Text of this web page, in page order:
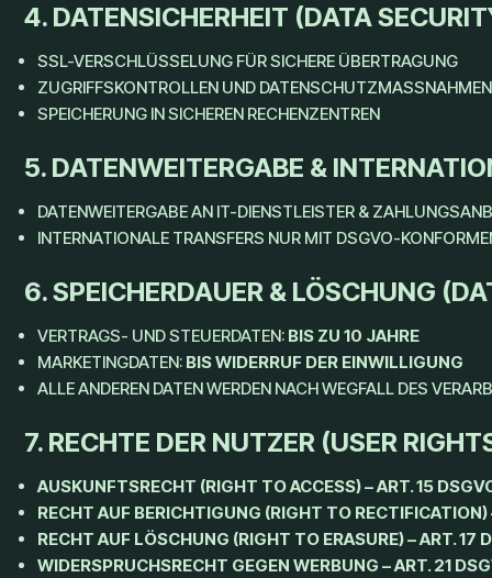
4. DATENSICHERHEIT (DATA
SSL-VERSCHLÜSSELUNG FÜR SICHERE ÜBERTRAGUNG
ZUGRIFFSKONTROLLEN UND DATENSCHUTZMASSNAHMEN
SPEICHERUNG IN SICHEREN RECHENZENTREN
5. DATENWEITERGABE &
DATENWEITERGABE AN IT-DIENSTLEISTER &
INTERNATIONALE TRANSFERS NUR MIT DSGVO-
6. SPEICHERDAUER & LÖSCHUNG
VERTRAGS- UND STEUERDATEN: BIS ZU 10 JAHRE
MARKETINGDATEN: BIS WIDERRUF DER EINWILLIGUNG
ALLE ANDEREN DATEN WERDEN NACH WEGFALL DES
7. RECHTE DER NUTZER (USER
AUSKUNFTSRECHT (RIGHT TO ACCESS) – ART. 15
RECHT AUF BERICHTIGUNG (RIGHT TO RECTIFICATION)
RECHT AUF LÖSCHUNG (RIGHT TO ERASURE) – ART. 17
WIDERSPRUCHSRECHT GEGEN WERBUNG – ART. 21